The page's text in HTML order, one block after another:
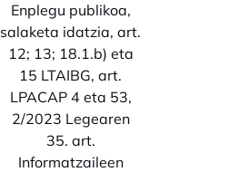
Enplegu publikoa,
salaketa idatzia, art.
12; 13; 18.1.b) eta
15 LTAIBG, art.
LPACAP 4 eta 53,
2/2023 Legearen
35. art.
Informatzaileen